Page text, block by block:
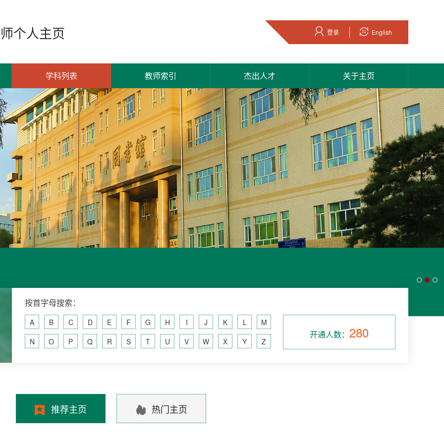
个人主页 登录 English
学科列表 教师索引 杰出人才 关于主页
按首字母搜索：
A B C D E F G H I J K L
M
N
O P Q R S T U V W X Y Z
开通人数： 280
推荐主页 热门主页